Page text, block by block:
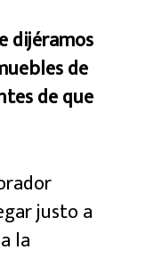
dijéramos
de
de que
justo a
la